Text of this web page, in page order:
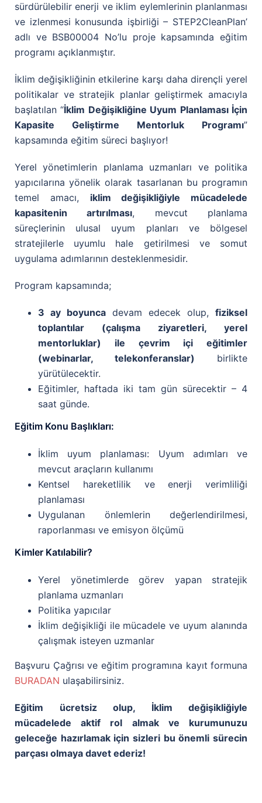
sürdürülebilir enerji ve iklim eylemlerinin planlanması
ve izlenmesi konusunda işbirliği – STEP2CleanPlan’
adlı ve BSB00004 No’lu proje kapsamında eğitim
programı açıklanmıştır.
İklim değişikliğinin etkilerine karşı daha dirençli yerel
politikalar ve stratejik planlar geliştirmek amacıyla
başlatılan “İklim Değişikliğine Uyum Planlaması İçin
Kapasite Geliştirme Mentorluk Programı”
kapsamında eğitim süreci başlıyor!
Yerel yönetimlerin planlama uzmanları ve politika
yapıcılarına yönelik olarak tasarlanan bu programın
temel amacı, iklim değişikliğiyle mücadelede
kapasitenin artırılması, mevcut planlama
süreçlerinin ulusal uyum planları ve bölgesel
stratejilerle uyumlu hale getirilmesi ve somut
uygulama adımlarının desteklenmesidir.
Program kapsamında;
3 ay boyunca devam edecek olup, fiziksel
toplantılar (çalışma ziyaretleri, yerel
mentorluklar) ile çevrim içi eğitimler
(webinarlar, telekonferanslar) birlikte
yürütülecektir.
Eğitimler, haftada iki tam gün sürecektir – 4
saat günde.
Eğitim Konu Başlıkları:
İklim uyum planlaması: Uyum adımları ve
mevcut araçların kullanımı
Kentsel hareketlilik ve enerji verimliliği
planlaması
Uygulanan önlemlerin değerlendirilmesi,
raporlanması ve emisyon ölçümü
Kimler Katılabilir?
Yerel yönetimlerde görev yapan stratejik
planlama uzmanları
Politika yapıcılar
İklim değişikliği ile mücadele ve uyum alanında
çalışmak isteyen uzmanlar
Başvuru Çağrısı ve eğitim programına kayıt formuna
BURADAN ulaşabilirsiniz.
Eğitim ücretsiz olup, İklim değişikliğiyle
mücadelede aktif rol almak ve kurumunuzu
geleceğe hazırlamak için sizleri bu önemli sürecin
parçası olmaya davet ederiz!